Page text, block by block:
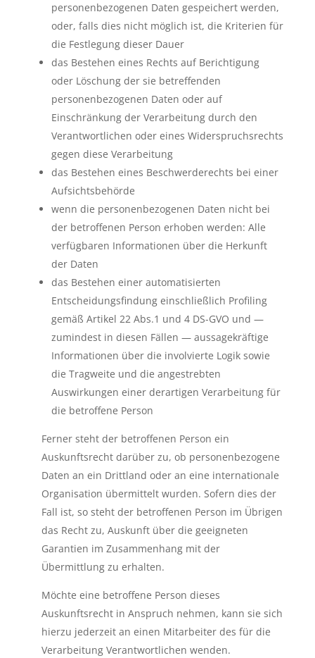
personenbezogenen Daten gespeichert werden,
oder, falls dies nicht möglich ist, die Kriterien für
die Festlegung dieser Dauer
das Bestehen eines Rechts auf Berichtigung
oder Löschung der sie betreffenden
personenbezogenen Daten oder auf
Einschränkung der Verarbeitung durch den
Verantwortlichen oder eines Widerspruchsrechts
gegen diese Verarbeitung
das Bestehen eines Beschwerderechts bei einer
Aufsichtsbehörde
wenn die personenbezogenen Daten nicht bei
der betroffenen Person erhoben werden: Alle
verfügbaren Informationen über die Herkunft
der Daten
das Bestehen einer automatisierten
Entscheidungsfindung einschließlich Profiling
gemäß Artikel 22 Abs.1 und 4 DS-GVO und —
zumindest in diesen Fällen — aussagekräftige
Informationen über die involvierte Logik sowie
die Tragweite und die angestrebten
Auswirkungen einer derartigen Verarbeitung für
die betroffene Person
Ferner steht der betroffenen Person ein
Auskunftsrecht darüber zu, ob personenbezogene
Daten an ein Drittland oder an eine internationale
Organisation übermittelt wurden. Sofern dies der
Fall ist, so steht der betroffenen Person im Übrigen
das Recht zu, Auskunft über die geeigneten
Garantien im Zusammenhang mit der
Übermittlung zu erhalten.
Möchte eine betroffene Person dieses
Auskunftsrecht in Anspruch nehmen, kann sie sich
hierzu jederzeit an einen Mitarbeiter des für die
Verarbeitung Verantwortlichen wenden.